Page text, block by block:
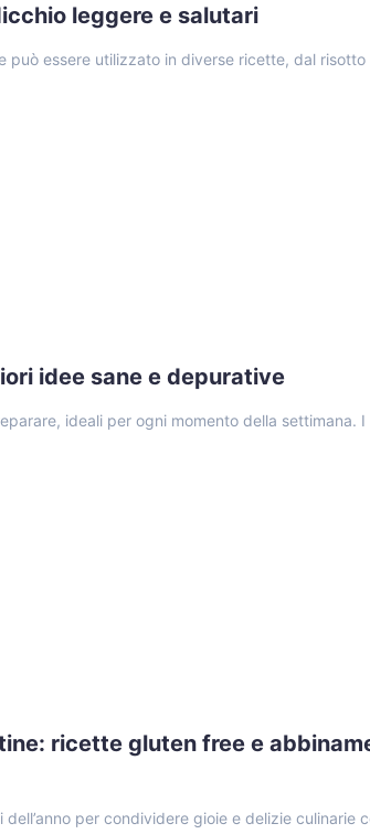
leggere e salutari
può essere utilizzato in diverse ricette, dal risotto
idee sane e depurative
ideali per ogni momento della settimana. I
ricette gluten free e
per condividere gioie e delizie culinarie